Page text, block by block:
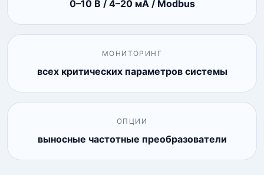
0–10 В / 4–20 мА / Modbus
МОНИТОРИНГ
всех критических параметров системы
ОПЦИИ
выносные частотные преобразователи